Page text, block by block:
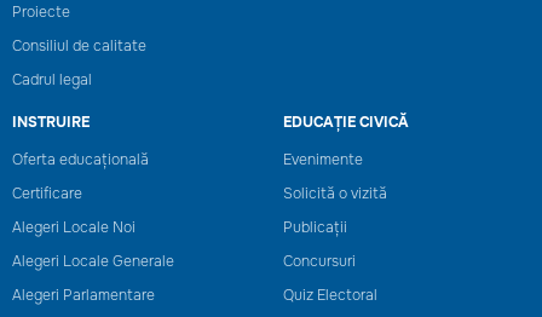
Proiecte
Consiliul de calitate
Cadrul legal
INSTRUIRE
Oferta educațională
Certificare
Alegeri Locale Noi
Alegeri Locale Generale
Alegeri Parlamentare
EDUCAȚIE CIVICĂ
Evenimente
Solicită o vizită
Publicații
Concursuri
Quiz Electoral